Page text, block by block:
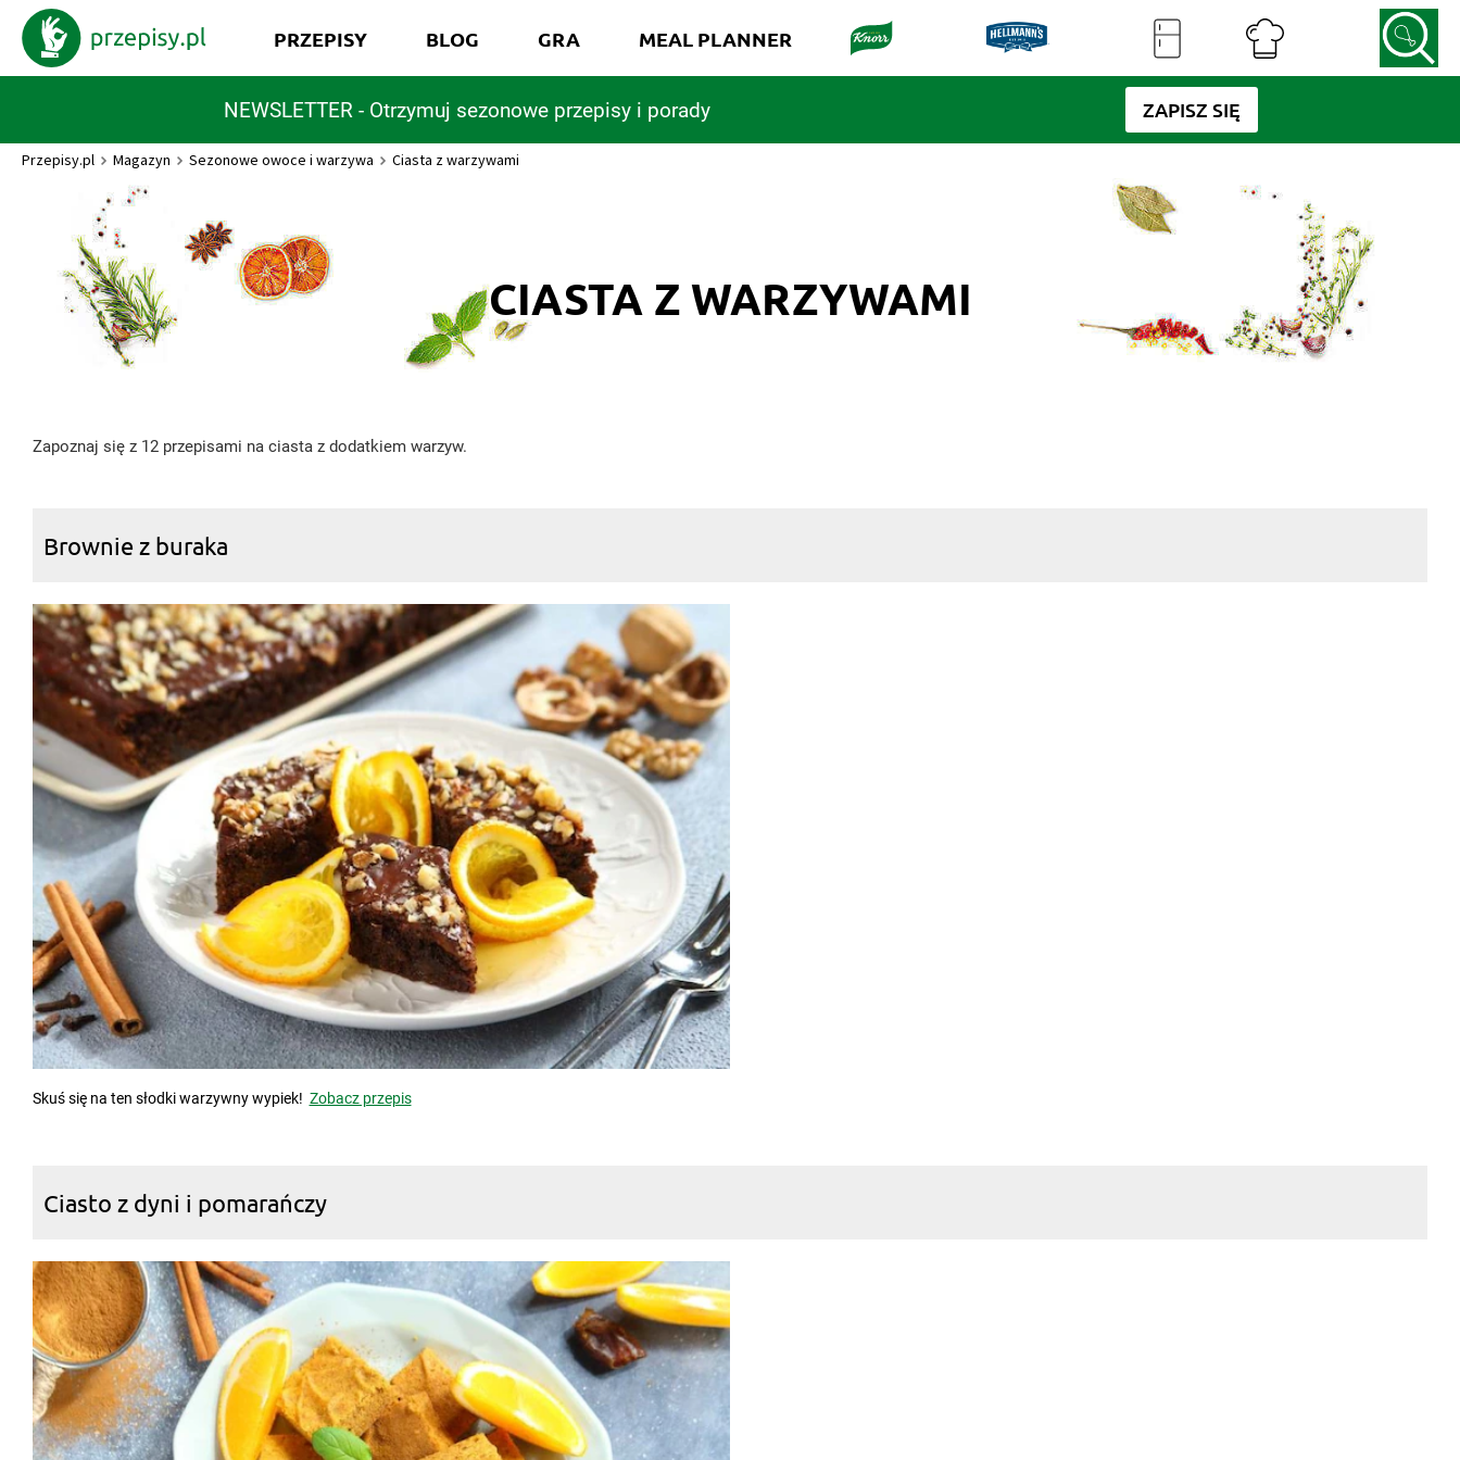
NEWSLETTER - Otrzymuj sezonowe przepisy i porady ZAPISZ SIĘ
PRZEPISY BLOG GRA MEAL PLANNER
Przepisy.pl Magazyn Sezonowe owoce i warzywa Ciasta z warzywami
CIASTA Z WARZYWAMI
Zapoznaj się z 12 przepisami na ciasta z dodatkiem warzyw.
Brownie z buraka
Skuś się na ten słodki warzywny wypiek! Zobacz przepis
Ciasto z dyni i pomarańczy